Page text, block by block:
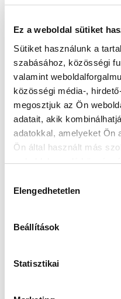
Ez a weboldal sütiket
Sütiket használunk a
szabásához, közösségi
valamint
közösségi média-,
megosztjuk az Ön
adatait, akik
adatokkal, amelyeket Ön
Ön által használt más
weboldalon való
kiválasztása
Elengedhetetlen
Beállítások
Statisztikai
COSTANTINO:
HÁROM
2021-07-31 18:07:35
Vezetőedzőnk, Giovanni
elleni találkozót.